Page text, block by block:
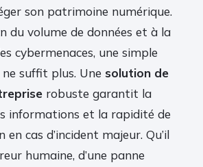
son patrimoine numérique.
du volume de données et à la
cybermenaces, une simple
suffit plus. Une solution de
robuste garantit la
informations et la rapidité de
cas d’incident majeur. Qu’il
humaine, d’une panne